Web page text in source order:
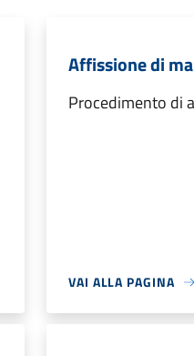
Affissione di
Procedimento di
VAI ALLA PAGINA